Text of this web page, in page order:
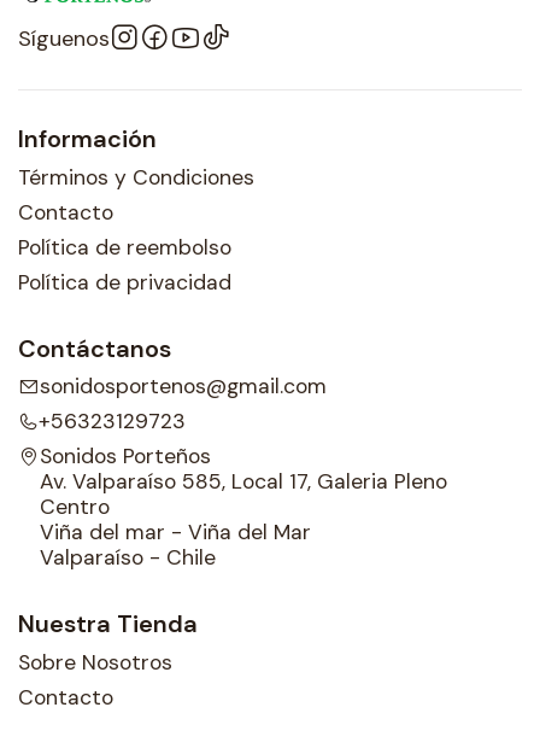
Síguenos
Información
Términos y Condiciones
Contacto
Política de reembolso
Política de privacidad
Contáctanos
sonidosportenos@gmail.com
+56323129723
Sonidos Porteños
Av. Valparaíso 585, Local 17, Galeria Pleno
Centro
Viña del mar - Viña del Mar
Valparaíso - Chile
Nuestra Tienda
Sobre Nosotros
Contacto